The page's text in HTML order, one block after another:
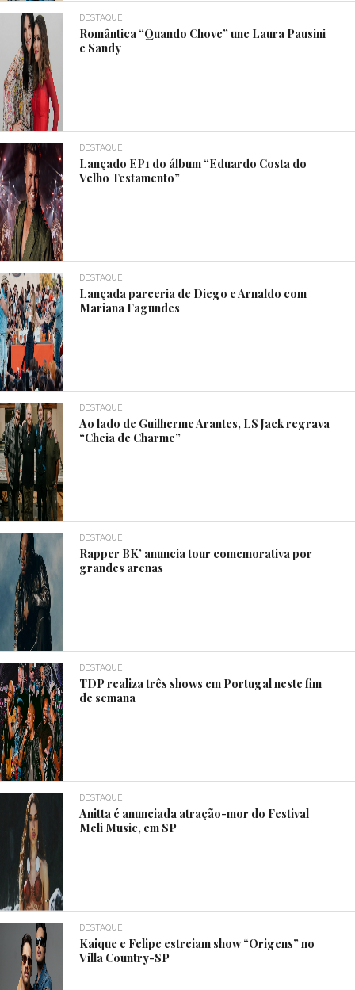
DESTAQUE
Romântica “Quando Chove” une Laura Pausini
e Sandy
DESTAQUE
Lançado EP1 do álbum “Eduardo Costa do
Velho Testamento”
DESTAQUE
Lançada parceria de Diego e Arnaldo com
Mariana Fagundes
DESTAQUE
Ao lado de Guilherme Arantes, LS Jack regrava
“Cheia de Charme”
DESTAQUE
Rapper BK’ anuncia tour comemorativa por
grandes arenas
DESTAQUE
TDP realiza três shows em Portugal neste fim
de semana
DESTAQUE
Anitta é anunciada atração-mor do Festival
Meli Music, em SP
DESTAQUE
Kaique e Felipe estreiam show “Origens” no
Villa Country-SP